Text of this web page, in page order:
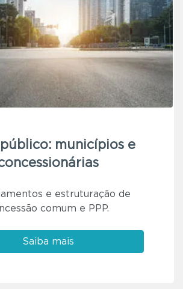
municípios e
e estruturação de
comum e PPP.
Saiba mais